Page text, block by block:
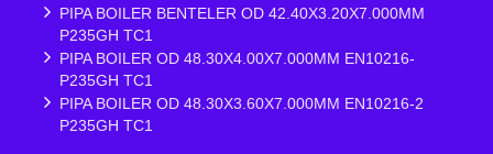
PIPA BOILER BENTELER OD 42.40X3.20X7.000MM
P235GH TC1
PIPA BOILER OD 48.30X4.00X7.000MM EN10216-
P235GH TC1
PIPA BOILER OD 48.30X3.60X7.000MM EN10216-2
P235GH TC1